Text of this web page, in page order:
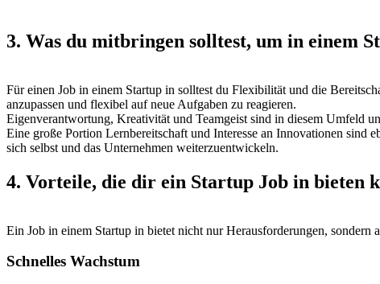
3. Was du mitbringen solltest, um in einem
Für einen Job in einem Startup in solltest du Flexibilität und die
anzupassen und flexibel auf neue Aufgaben zu reagieren.
Eigenverantwortung, Kreativität und Teamgeist sind in diesem Umfeld
Eine große Portion Lernbereitschaft und Interesse an Innovationen
sich selbst und das Unternehmen weiterzuentwickeln.
4. Vorteile, die dir ein Startup Job in bieten
Ein Job in einem Startup in bietet nicht nur Herausforderungen, sondern
Schnelles Wachstum